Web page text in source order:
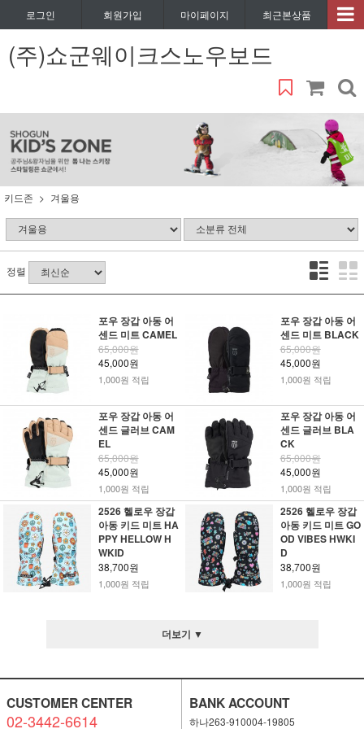
로그인 회원가입 마이페이지 최근본상품
(주)쇼군웨이크스노우보드
키드존 겨울용
정렬
포우 장갑 아동 어
센드 미트 CAMEL
65,000원
45,000원
1,000원 적립
포우 장갑 아동 어
센드 미트 BLACK
65,000원
45,000원
1,000원 적립
포우 장갑 아동 어
센드 글러브 CAM
EL
65,000원
45,000원
1,000원 적립
포우 장갑 아동 어
센드 글러브 BLA
CK
65,000원
45,000원
1,000원 적립
2526 헬로우 장갑
아동 키드 미트 HA
PPY HELLOW H
WKID
38,700원
1,000원 적립
2526 헬로우 장갑
아동 키드 미트 GO
OD VIBES HWKI
D
38,700원
1,000원 적립
더보기 ▼
CUSTOMER CENTER
02-3442-6614
BANK ACCOUNT
하나263-910004-19805